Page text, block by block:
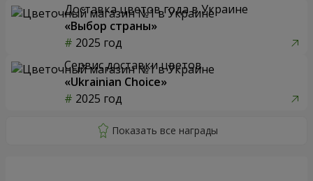
Доставка цветов года в Украине
«Выбор страны»
2025 год
Сервис доставки цветов
«Ukrainian Choice»
2025 год